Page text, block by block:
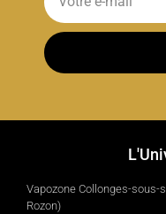
Vapozone Collonges-sous-
Rozon)